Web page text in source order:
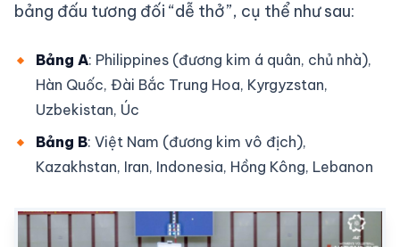
bảng đấu tương đối “dễ thở”, cụ thể như sau:
Bảng A: Philippines (đương kim á quân, chủ nhà),
Hàn Quốc, Đài Bắc Trung Hoa, Kyrgyzstan,
Uzbekistan, Úc
Bảng B: Việt Nam (đương kim vô địch),
Kazakhstan, Iran, Indonesia, Hồng Kông, Lebanon